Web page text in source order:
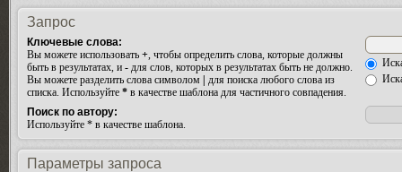
Запрос
Ключевые слова:
Вы можете использовать +, чтобы определить слова, которые должны
быть в результатах, и - для слов, которых в результатах быть не должно.
Вы можете разделить слова символом
для поиска любого слова из
списка. Используйте * в качестве шаблона для частичного совпадения.
Поиск по автору:
Используйте * в качестве шаблона.
Параметры запроса